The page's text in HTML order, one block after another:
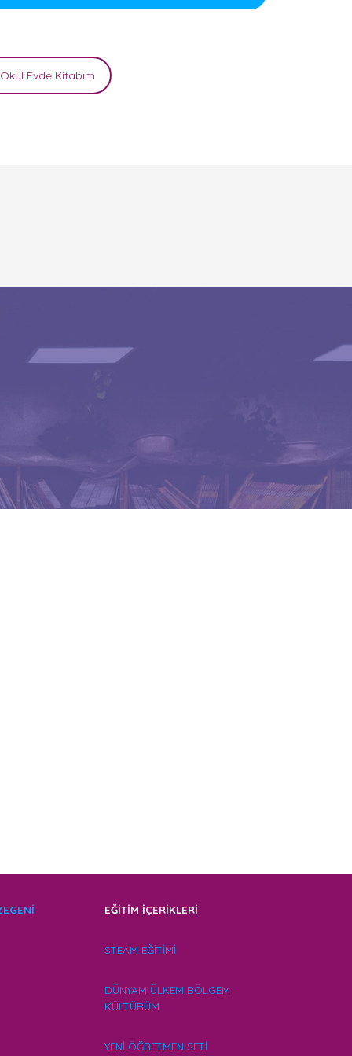
Okul Evde Kitabım
EĞİTİM İÇERİKLERİ
STEAM EĞİTİMİ
DÜNYAM ÜLKEM BÖLGEM
KÜLTÜRÜM
YENİ ÖĞRETMEN SETİ